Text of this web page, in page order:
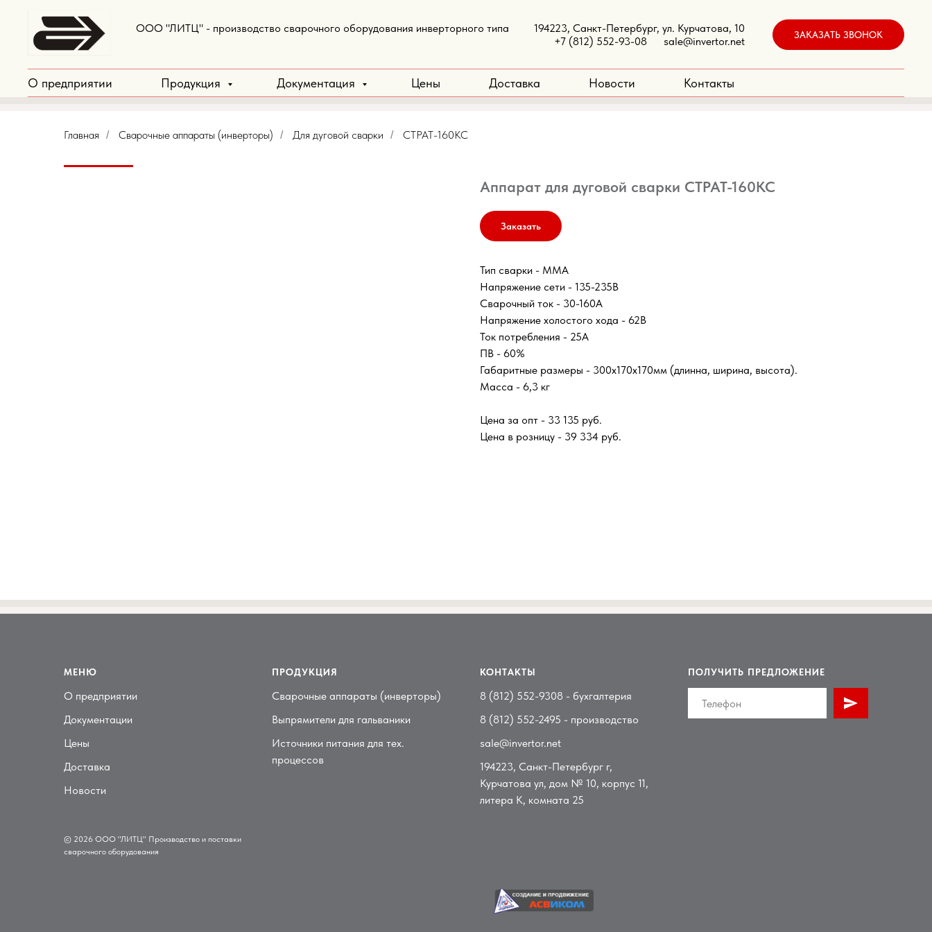
ООО "ЛИТЦ" - производство сварочного оборудования инверторного типа 194223, Санкт-Петербург, ул. Курчатова, 10
+7 (812) 552-93-08 sale@invertor.net
ЗАКАЗАТЬ ЗВОНОК
О предприятии Продукция Документация Цены Доставка Новости Контакты
Главная / Сварочные аппараты (инверторы) / Для дуговой сварки / СТРАТ-160КС
Аппарат для дуговой сварки СТРАТ-160КС
Заказать
Тип сварки - ММА
Напряжение сети - 135-235В
Сварочный ток - 30-160А
Напряжение холостого хода - 62В
Ток потребления - 25А
ПВ - 60%
Габаритные размеры - 300х170х170мм (длинна, ширина, высота).
Масса - 6,3 кг
Цена за опт - 33 135 руб.
Цена в розницу - 39 334 руб.
МЕНЮ
О предприятии
Документации
Цены
Доставка
Новости
ПРОДУКЦИЯ
Сварочные аппараты (инверторы)
Выпрямители для гальваники
Источники питания для тех.
процессов
КОНТАКТЫ
8 (812) 552-9308 - бухгалтерия
8 (812) 552-2495 - производство
sale@invertor.net
194223, Санкт-Петербург г,
Курчатова ул, дом № 10, корпус 11,
литера К, комната 25
ПОЛУЧИТЬ ПРЕДЛОЖЕНИЕ
© 2026 ООО "ЛИТЦ" Производство и поставки
сварочного оборудования